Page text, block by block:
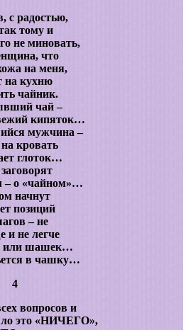
с радостью,
тому и
не миновать,
что
на меня,
на кухню
чайник.
чай –
кипяток…
мужчина –
на кровать
глоток…
– о «чайном»…
начнут
позиций
– не
и не легче
или шашек…
в чашку…
4
вопросов и
это «НИЧЕГО»,